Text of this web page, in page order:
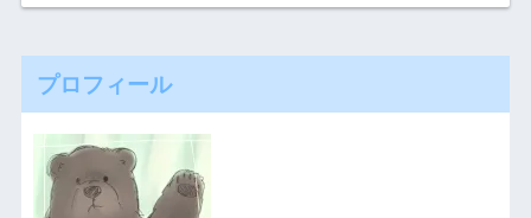
プロフィール